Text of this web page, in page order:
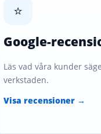
⭐
Google-
Läs vad våra kunder
verkstaden.
Visa recensioner →